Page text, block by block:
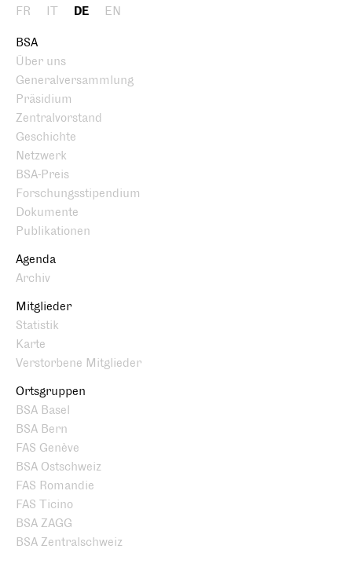
FR IT DE EN
BSA
Über uns
Generalversammlung
Präsidium
Zentralvorstand
Geschichte
Netzwerk
BSA-Preis
Forschungsstipendium
Dokumente
Publikationen
Agenda
Archiv
Mitglieder
Statistik
Karte
Verstorbene Mitglieder
Ortsgruppen
BSA Basel
BSA Bern
FAS Genève
BSA Ostschweiz
FAS Romandie
FAS Ticino
BSA ZAGG
BSA Zentralschweiz